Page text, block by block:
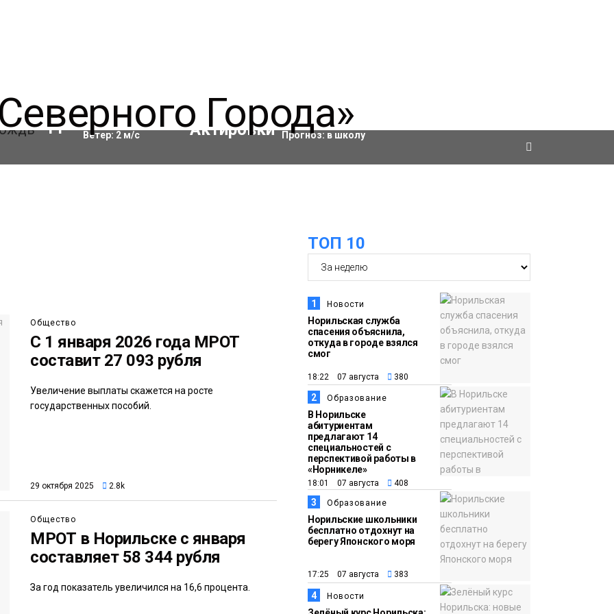
11°C Влажность:97%
Ветер: 2м/с
Актировки
Прогноз: в школу
Общество
С 1 января 2026 года МРОТ
составит 27 093 рубля
Увеличение выплаты скажется на росте
государственных пособий.
29 октября 2025 2.8k
Общество
МРОТ в Норильске с января
составляет 58 344 рубля
За год показатель увеличился на 16,6 процента.
ТОП 10
1 Новости
Норильская служба
спасения объяснила,
откуда в городе взялся
смог
18:22 07 августа 380
2 Образование
В Норильске
абитуриентам
предлагают 14
специальностей с
перспективой работы в
«Норникеле»
18:01 07 августа 408
3 Образование
Норильские школьники
бесплатно отдохнут на
берегу Японского моря
17:25 07 августа 383
4 Новости